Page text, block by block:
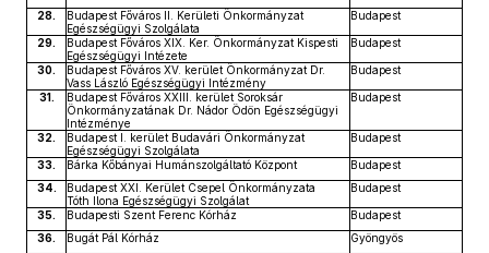
28.
Budapest Főváros II. Kerületi Önkormányzat
Egészségügyi Szolgálata
Budapest
29.
Budapest Főváros XIX. Ker. Önkormányzat Kispesti
Egészségügyi Intézete
Budapest
30.
Budapest Főváros XV. kerület Önkormányzat Dr.
Vass László Egészségügyi Intézmény
Budapest
31.
Budapest Főváros XXIII. kerület Soroksár
Önkormányzatának Dr. Nádor Ödön Egészségügyi
Intézménye
Budapest
32.
Budapest I. kerület Budavári Önkormányzat
Egészségügyi Szolgálata
Budapest
33. Bárka Kőbányai Humánszolgáltató Központ
Budapest
34.
Budapest XXI. Kerület Csepel Önkormányzata
Tóth Ilona Egészségügyi Szolgálat
Budapest
35. Budapesti Szent Ferenc Kórház
Budapest
36.
Bugát Pál Kórház
Gyöngyös